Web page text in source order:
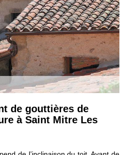
de gouttières de
à Saint Mitre Les